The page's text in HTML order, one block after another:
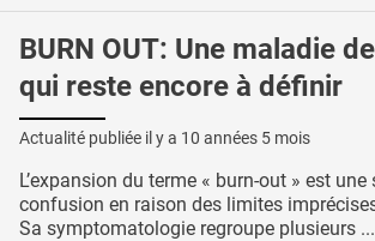
BURN OUT: Une maladie
qui reste encore à définir
Actualité publiée il y a 10 années 5 mois
L’expansion du terme « burn-out » est une
confusion en raison des limites
Sa symptomatologie regroupe plusieurs ...